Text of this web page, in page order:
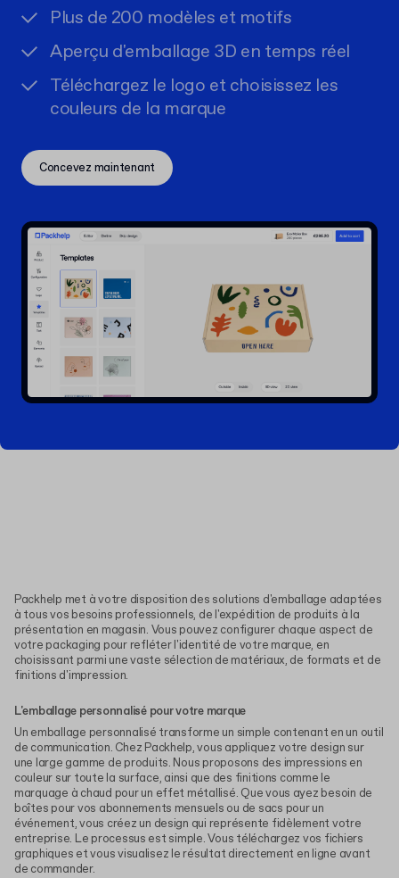
Plus de 200 modèles et motifs
Aperçu d'emballage 3D en temps réel
Téléchargez le logo et choisissez les
couleurs de la marque
Concevez maintenant
Packhelp met à votre disposition des solutions d'emballage adaptées
à tous vos besoins professionnels, de l'expédition de produits à la
présentation en magasin. Vous pouvez configurer chaque aspect de
votre packaging pour refléter l'identité de votre marque, en
choisissant parmi une vaste sélection de matériaux, de formats et de
finitions d'impression.
L'emballage personnalisé pour votre marque
Un emballage personnalisé transforme un simple contenant en un outil
de communication. Chez Packhelp, vous appliquez votre design sur
une large gamme de produits. Nous proposons des impressions en
couleur sur toute la surface, ainsi que des finitions comme le
marquage à chaud pour un effet métallisé. Que vous ayez besoin de
boîtes pour vos abonnements mensuels ou de sacs pour un
événement, vous créez un design qui représente fidèlement votre
entreprise. Le processus est simple. Vous téléchargez vos fichiers
graphiques et vous visualisez le résultat directement en ligne avant
de commander.